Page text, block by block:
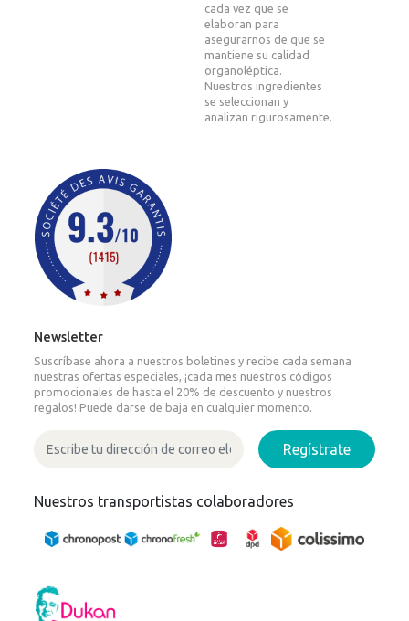
cada vez que se
elaboran para
asegurarnos de que se
mantiene su calidad
organoléptica.
Nuestros ingredientes
se seleccionan y
analizan rigurosamente.
Newsletter
Suscríbase ahora a nuestros boletines y recibe cada semana
nuestras ofertas especiales, ¡cada mes nuestros códigos
promocionales de hasta el 20% de descuento y nuestros
regalos! Puede darse de baja en cualquier momento.
Regístrate
Nuestros transportistas colaboradores